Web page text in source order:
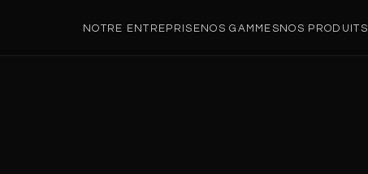
NOTRE ENTREPRISENOS GAMMESNOS PRODUITS